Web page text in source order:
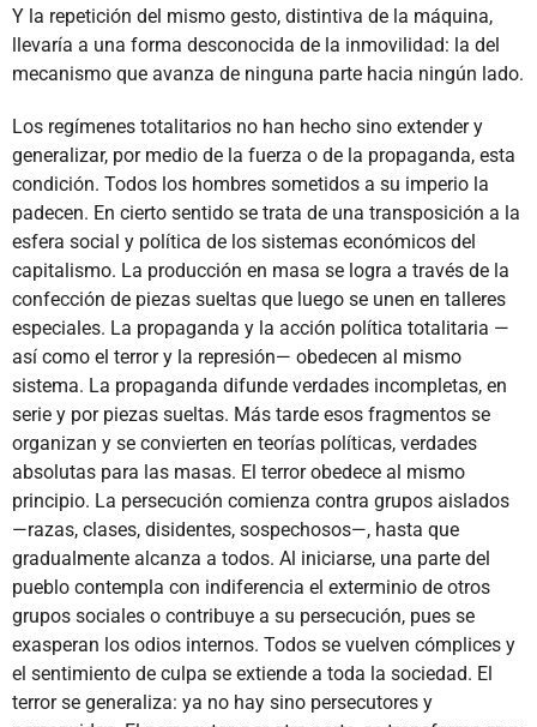
Y la repetición del mismo gesto, distintiva de la máquina,
llevaría a una forma desconocida de la inmovilidad: la del
mecanismo que avanza de ninguna parte hacia ningún lado.
Los regímenes totalitarios no han hecho sino extender y
generalizar, por medio de la fuerza o de la propaganda, esta
condición. Todos los hombres sometidos a su imperio la
padecen. En cierto sentido se trata de una transposición a la
esfera social y política de los sistemas económicos del
capitalismo. La producción en masa se logra a través de la
confección de piezas sueltas que luego se unen en talleres
especiales. La propaganda y la acción política totalitaria —
así como el terror y la represión— obedecen al mismo
sistema. La propaganda difunde verdades incompletas, en
serie y por piezas sueltas. Más tarde esos fragmentos se
organizan y se convierten en teorías políticas, verdades
absolutas para las masas. El terror obedece al mismo
principio. La persecución comienza contra grupos aislados
—razas, clases, disidentes, sospechosos—, hasta que
gradualmente alcanza a todos. Al iniciarse, una parte del
pueblo contempla con indiferencia el exterminio de otros
grupos sociales o contribuye a su persecución, pues se
exasperan los odios internos. Todos se vuelven cómplices y
el sentimiento de culpa se extiende a toda la sociedad. El
terror se generaliza: ya no hay sino persecutores y